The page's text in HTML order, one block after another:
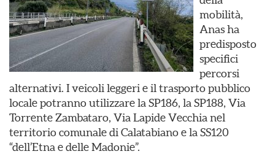
mobilità,
Anas ha
predisposto
specifici
percorsi
alternativi. I veicoli leggeri e il trasporto pubblico
locale potranno utilizzare la SP186, la SP188, Via
Torrente Zambataro, Via Lapide Vecchia nel
territorio comunale di Calatabiano e la SS120
“dell’Etna e delle Madonie”.